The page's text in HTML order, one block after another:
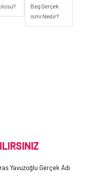
Beg Gerçek
ismi Nedir?
Yavuzoğlu Gerçek Adı